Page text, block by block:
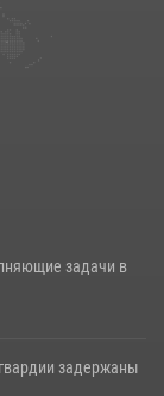
задачи в
задержаны